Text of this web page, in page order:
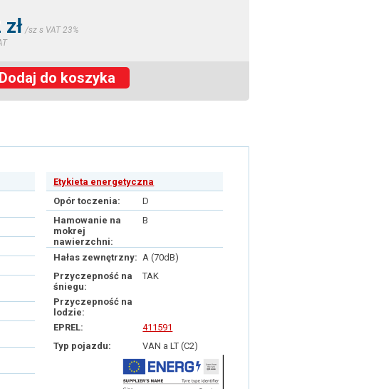
/sz s VAT 23%
Dodaj do koszyka
Etykieta energetyczna
Opór toczenia:
D
Hamowanie na
mokrej
nawierzchni:
B
Hałas zewnętrzny: A (70dB)
Przyczepność na
śniegu:
TAK
Przyczepność na
lodzie:
EPREL:
411591
Typ pojazdu:
VAN a LT (C2)